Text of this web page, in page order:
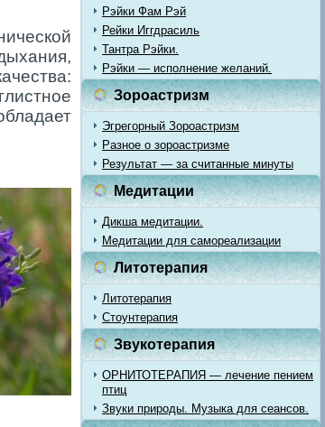
Рэйки Фам Рэй
Рейки Иггдрасиль
Тантра Рэйки.
Рэйки — исполнение желаний.
Зороастризм
Эгрегорный Зороастризм
Разное о зороастризме
Результат — за считанные минуты
Медитации
Дикша медитации.
Медитации для самореализации
Литотерапия
Литотерапия
Стоунтерапия
Звукотерапия
ОРНИТОТЕРАПИЯ — лечение пением
птиц
Звуки природы. Музыка для сеансов.